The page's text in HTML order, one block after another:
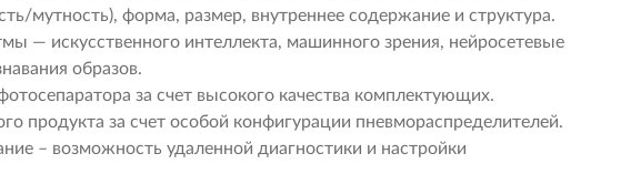
мутность), форма, размер, внутреннее содержание и структура.
— искусственного интеллекта, машинного зрения, нейросетевые
образов.
за счет высокого качества комплектующих.
продукта за счет особой конфигурации пневмораспределителей.
– возможность удаленной диагностики и настройки